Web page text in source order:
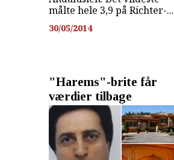
målte hele 3,9 på Richter-...
30/05/2014
"Harems"-brite får
værdier tilbage